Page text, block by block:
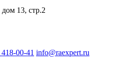
13, стр.2
00-41 info@raexpert.ru